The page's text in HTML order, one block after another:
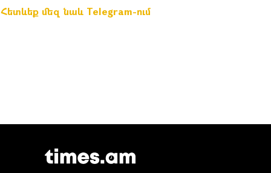
Հետևեք մեզ նաև Telegram-ում